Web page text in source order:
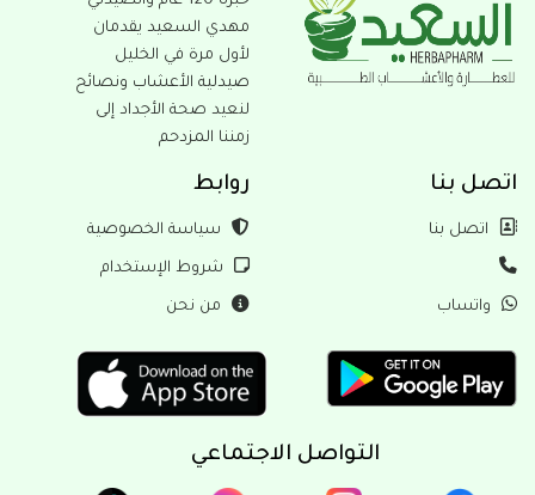
مهدي السعيد يقدمان
لأول مرة في الخليل
صيدلية الأعشاب ونصائح
لنعيد صحة الأجداد إلى
زمننا المزدحم
بنا
بنا سياسة الخصوصية
شروط الإستخدام
من نحن
التواصل الاجتماعي